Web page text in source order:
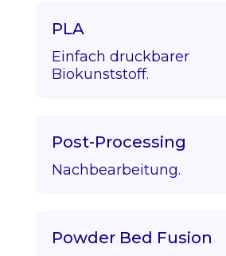
PLA
Einfach druckbarer
Biokunststoff.
Post-Processing
Nachbearbeitung.
Powder Bed Fusion